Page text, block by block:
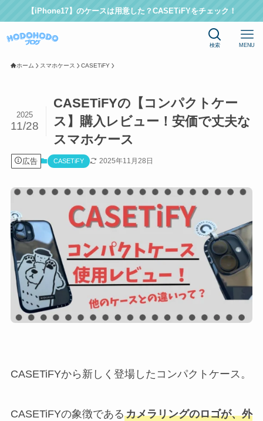
【iPhone17】のケースは用意した？CASETiFYをチェック！
検索 MENU
ホーム スマホケース CASETiFY
CASETiFYの【コンパクトケー
ス】購入レビュー！安価で丈夫な
スマホケース
2025
11/28
広告 CASETiFY 2025年11月28日
CASETiFYから新しく登場したコンパクトケース。
CASETiFYの象徴であるカメラリングのロゴが、外